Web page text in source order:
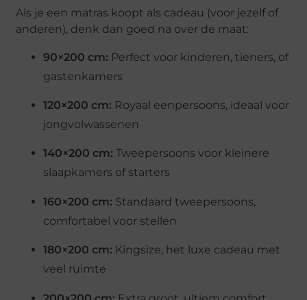
Als je een matras koopt als cadeau (voor jezelf of
anderen), denk dan goed na over de maat:
90×200 cm: Perfect voor kinderen, tieners, of
gastenkamers
120×200 cm: Royaal eenpersoons, ideaal voor
jongvolwassenen
140×200 cm: Tweepersoons voor kleinere
slaapkamers of starters
160×200 cm: Standaard tweepersoons,
comfortabel voor stellen
180×200 cm: Kingsize, het luxe cadeau met
veel ruimte